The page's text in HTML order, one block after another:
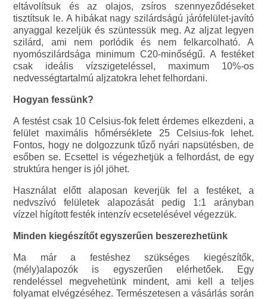
eltávolítsuk és az olajos, zsíros szennyeződéseket
tisztítsuk le. A hibákat nagy szilárdságú járófelület-javító
anyaggal kezeljük és szüntessük meg. Az aljzat legyen
szilárd, ami nem porlódik és nem felkarcolható. A
nyomószilárdsága minimum C20-minőségű. A festéket
csak ideális vízszigeteléssel, maximum 10%-os
nedvességtartalmú aljzatokra lehet felhordani.
Hogyan fessünk?
A festést csak 10 Celsius-fok felett érdemes elkezdeni, a
felület maximális hőmérséklete 25 Celsius-fok lehet.
Fontos, hogy ne dolgozzunk tűző nyári napsütésben, de
esőben se. Ecsettel is végezhetjük a felhordást, de egy
struktúra henger is jól jöhet.
Használat előtt alaposan keverjük fel a festéket, a
nedvszívó felületek alapozását pedig 1:1 arányban
vízzel hígított festék intenzív ecsetelésével végezzük.
Minden kiegészítőt egyszerűen beszerezhetünk
Ma már a festéshez szükséges kiegészítők,
(mély)alapozók is egyszerűen elérhetőek. Egy
rendeléssel megvehetünk mindent, ami kell a teljes
folyamat elvégzéséhez. Természetesen a vásárlás során